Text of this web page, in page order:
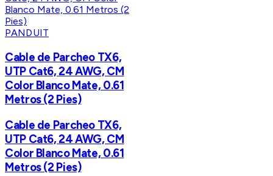
PANDUIT
Cable de Parcheo TX6,
UTP Cat6, 24 AWG, CM
Color Blanco Mate, 0.61
Metros (2 Pies)
Cable de Parcheo TX6,
UTP Cat6, 24 AWG, CM
Color Blanco Mate, 0.61
Metros (2 Pies)